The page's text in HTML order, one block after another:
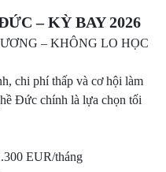
– KỲ BAY 2026
– KHÔNG LO HỌC
chi phí thấp và cơ hội làm
Đức chính là lựa chọn tối
EUR/tháng